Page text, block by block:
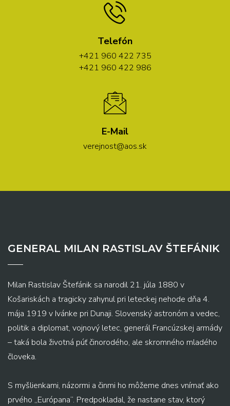
Telefón
+421 960 422 735
+421 960 422 986
E-Mail
verejnost@aos.sk
GENERAL MILAN RASTISLAV ŠTEFÁNIK
Milan Rastislav Štefánik sa narodil 21. júla 1880 v
Košariskách a tragicky zahynul pri leteckej nehode dňa 4.
mája 1919 v Ivánke pri Dunaji. Slovenský astronóm a vedec,
politik a diplomat, vojnový letec, generál Francúzskej armády
– taká bola životná púť činorodého, ale skromného mladého
človeka.
S myšlienkami, názormi a činmi ho môžeme dnes vnímať ako
prvého „Európana“. Predpokladal, že nastane stav, ktorý